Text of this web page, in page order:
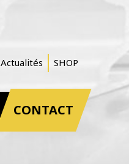
CONTACT
Actualités SHOP